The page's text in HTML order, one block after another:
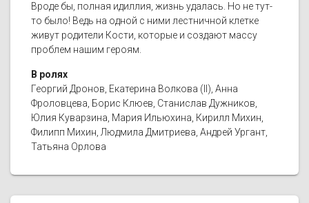
Вроде бы, полная идиллия, жизнь удалась. Но не тут-
то было! Ведь на одной с ними лестничной клетке
живут родители Кости, которые и создают массу
проблем нашим героям.
В ролях
Георгий Дронов, Екатерина Волкова (II), Анна
Фроловцева, Борис Клюев, Станислав Дужников,
Юлия Куварзина, Мария Ильюхина, Кирилл Михин,
Филипп Михин, Людмила Дмитриева, Андрей Ургант,
Татьяна Орлова